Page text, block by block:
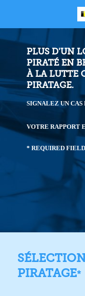
PLUS D'UN
PIRATÉ EN
À LA LUTTE
PIRATAGE.
SIGNALEZ UN CAS
VOTRE RAPPORT
* REQUIRED
PIRATAGE*